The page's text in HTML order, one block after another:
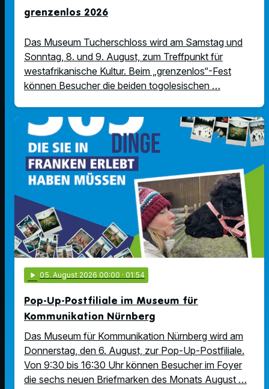
grenzenlos 2026
Das Museum Tucherschloss wird am Samstag und
Sonntag, 8. und 9. August, zum Treffpunkt für
westafrikanische Kultur. Beim „grenzenlos“-Fest
können Besucher die beiden togolesischen …
play_arrow 05. August 2026 00:00 · 01:54
Pop-Up-Postfiliale im Museum für
Kommunikation Nürnberg
Das Museum für Kommunikation Nürnberg wird am
Donnerstag, den 6. August, zur Pop-Up-Postfiliale.
Von 9:30 bis 16:30 Uhr können Besucher im Foyer
die sechs neuen Briefmarken des Monats August …